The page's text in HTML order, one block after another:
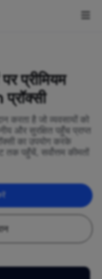
प्रीमियम
करता है जो व्यवसायों को
और सुरक्षित पहुँच प्राप्त
का उपयोग करके
पहुँचें, सर्वोत्तम कीमतों